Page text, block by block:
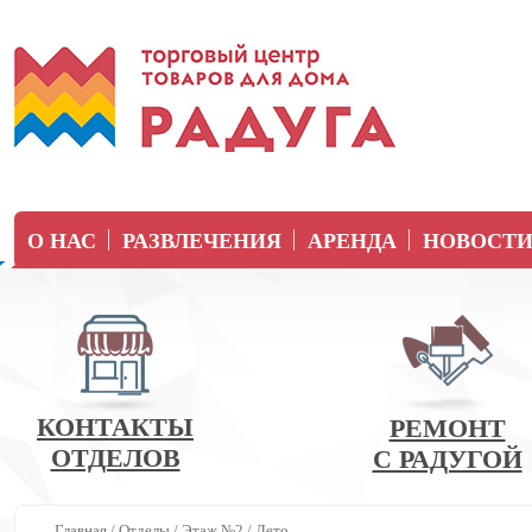
О НАС РАЗВЛЕЧЕНИЯ АРЕНДА НОВОСТИ
КОНТАКТЫ
ОТДЕЛОВ
РЕМОНТ
С РАДУГОЙ